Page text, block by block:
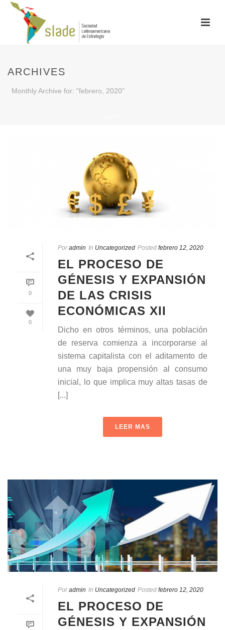
ARCHIVES
Monthly Archive for: "febrero, 2020"
0
0
Por admin In Uncategorized Posted febrero 12, 2020
EL PROCESO DE
GÉNESIS Y EXPANSIÓN
DE LAS CRISIS
ECONÓMICAS XII
Dicho en otros términos, una población
de reserva comienza a incorporarse al
sistema capitalista con el aditamento de
una muy baja propensión al consumo
inicial, lo que implica muy altas tasas de
[...]
LEER MAS
Por admin In Uncategorized Posted febrero 12, 2020
EL PROCESO DE
GÉNESIS Y EXPANSIÓN